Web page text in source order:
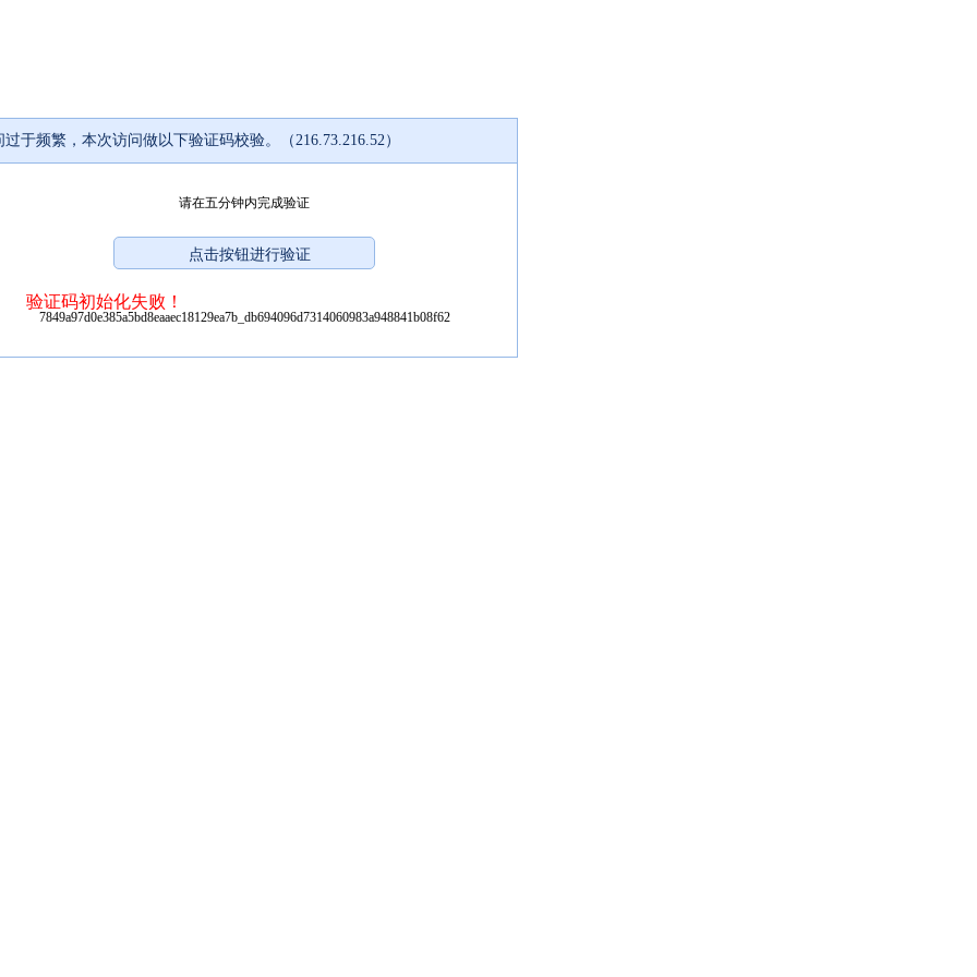
过于频繁，本次访问做以下验证码校验。（216.73.216.52）
请在五分钟内完成验证
验证码初始化失败！
7849a97d0e385a5bd8eaaec18129ea7b_db694096d7314060983a948841b08f62